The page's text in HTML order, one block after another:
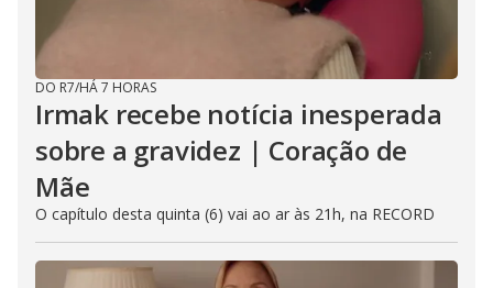
DO R7/HÁ 7 HORAS
Irmak recebe notícia inesperada
sobre a gravidez | Coração de
Mãe
O capítulo desta quinta (6) vai ao ar às 21h, na RECORD